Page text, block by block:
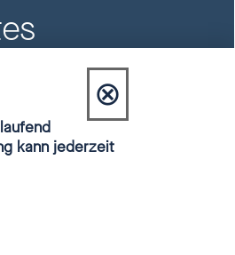
⊗
Dialog
schließen
kann jederzeit